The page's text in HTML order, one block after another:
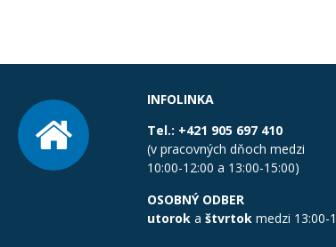
INFOLINKA
Tel.: +421 905 697 410
(v pracovných dňoch medzi
10:00-12:00 a 13:00-15:00)
OSOBNÝ ODBER
utorok a štvrtok medzi 13:00-